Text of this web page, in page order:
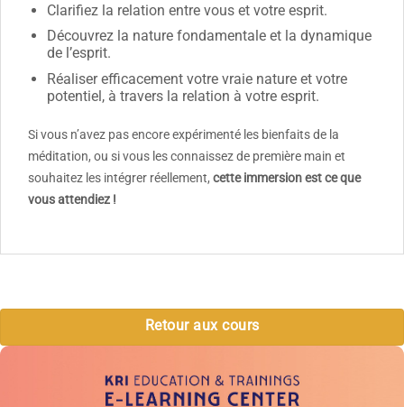
Clarifiez la relation entre vous et votre esprit.
Découvrez la nature fondamentale et la dynamique
de l’esprit.
Réaliser efficacement votre vraie nature et votre
potentiel, à travers la relation à votre esprit.
Si vous n’avez pas encore expérimenté les bienfaits de la
méditation, ou si vous les connaissez de première main et
souhaitez les intégrer réellement, cette immersion est ce que
vous attendiez !
Retour aux cours